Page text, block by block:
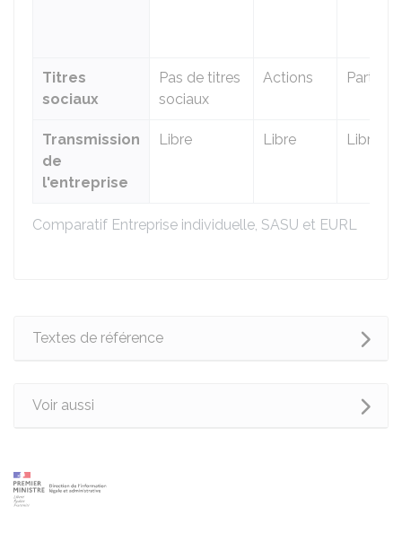
Comparatif Entreprise individuelle, SASU et EURL
Titres
sociaux
Pas de titres
sociaux
Actions Parts
Transmission
de
l'entreprise
Libre Libre Libre
Textes de référence
Voir aussi